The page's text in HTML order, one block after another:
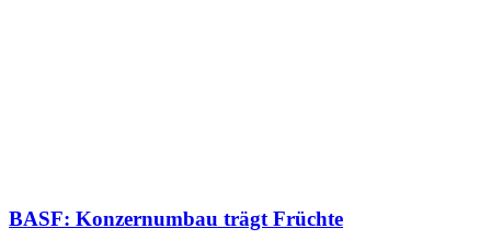
BASF: Konzernumbau trägt Früchte